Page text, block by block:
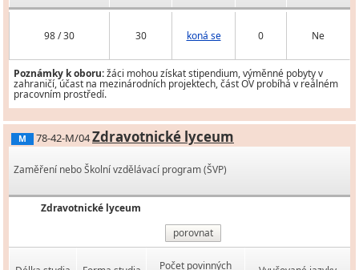
98 / 30 30 koná se 0 Ne
Poznámky k oboru:žáci mohou získat stipendium, výměnné pobyty v
zahraničí, účast na mezinárodních projektech, část OV probíhá v reálném
pracovním prostředí.
M 78-42-M/04Zdravotnické lyceum
Zaměření nebo Školní vzdělávací program (ŠVP)
Zdravotnické lyceum
porovnat
Počet povinných